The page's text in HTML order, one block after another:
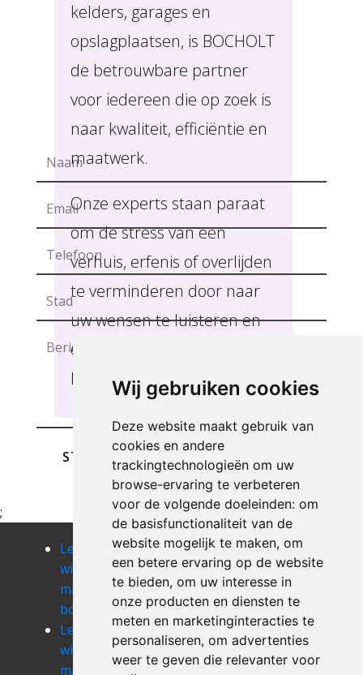
Wij gebruiken cookies
Deze website maakt gebruik van
cookies en andere
trackingtechnologieën om uw
browse-ervaring te verbeteren
voor de volgende doeleinden: om
de basisfunctionaliteit van de
website mogelijk te maken, om
een betere ervaring op de website
te bieden, om uw interesse in
onze producten en diensten te
meten en marketinginteracties te
personaliseren, om advertenties
weer te geven die relevanter voor
kelders, garages en
opslagplaatsen, is BOCHOLT
de betrouwbare partner
voor iedereen die op zoek is
naar kwaliteit, efficiëntie en
maatwerk.
Onze experts staan paraat
om de stress van een
verhuis, erfenis of overlijden
te verminderen door naar
uw wensen te luisteren en
een service op maat te
leveren BOCHOLT .
STUREN
;
Leegmaken
winkel of
magazij
boekhout
Leegmaken
winkel of
magazij
bommershoven
Leegmaken
winkel of
magazij
boorsem
Leegmaken
winkel of
magazij
Leegmaken
winkel of
magazij borlo
Leegmaken
winkel of
magazij